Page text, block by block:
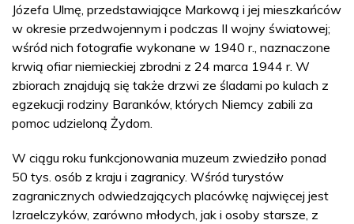
Józefa Ulmę, przedstawiające Markową i jej mieszkańców
w okresie przedwojennym i podczas II wojny światowej;
wśród nich fotografie wykonane w 1940 r., naznaczone
krwią ofiar niemieckiej zbrodni z 24 marca 1944 r. W
zbiorach znajdują się także drzwi ze śladami po kulach z
egzekucji rodziny Baranków, których Niemcy zabili za
pomoc udzieloną Żydom.
W ciągu roku funkcjonowania muzeum zwiedziło ponad
50 tys. osób z kraju i zagranicy. Wśród turystów
zagranicznych odwiedzających placówkę najwięcej jest
Izraelczyków, zarówno młodych, jak i osoby starsze, z